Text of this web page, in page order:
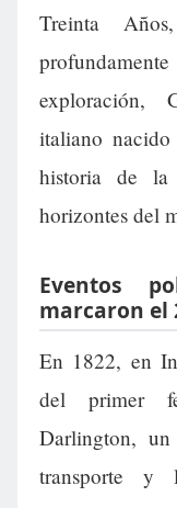
Treinta
exploración,
italiano
historia de la
horizontes del
Eventos
marcaron el
En 1822, en
del primer
Darlington,
transporte y